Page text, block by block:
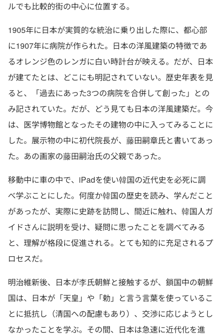
ルでも比較的街の中心に位置する。
1905年に日本が実質的な統治に乗り出した際に、都心部
に1907年に病院が作られた。日本の洋風建築の特徴であ
るオレンジ色のレンガに白い時計台が映える。だが、日本
が建てたとは、どこにも明記されていない。歴史年表を見
ると、「過去にあった3つの病院を合併して創った」との
み記されていた。だが、どう見ても日本の洋風建築だ。今
は、医学博物館となったその建物の中に入ってみることに
した。展示物の中に初代院長が、藤田嗣章氏と書いてあっ
た。あの画家の藤田嗣治氏の父親であった。
移動中に車の中で、iPadを使い韓国の近代史を必死に調
べ学ぶことにした。何度か韓国の歴史を読み、学んだこと
があったが、実際に史跡を訪問し、間近に触れ、韓国人ガ
イドさんに説明を受け、疑問に思ったことを調べてみる
と、理解が格段に促進される。とても知的に充足されるプ
ロセスだ。
明治維新後、日本が李氏朝鮮と接触するが、鎖国中の朝鮮
国は、日本が「天皇」や「勅」と言う言葉を使っているこ
とに抵抗し（清国への配慮もあり）、交渉に応じようとし
なかったことを学ぶ。その間、日本は急速に近代化を進